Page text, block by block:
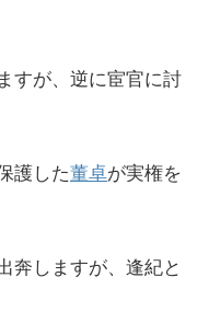
すが、逆に宦官に討
護した董卓が実権を
奔しますが、逢紀と